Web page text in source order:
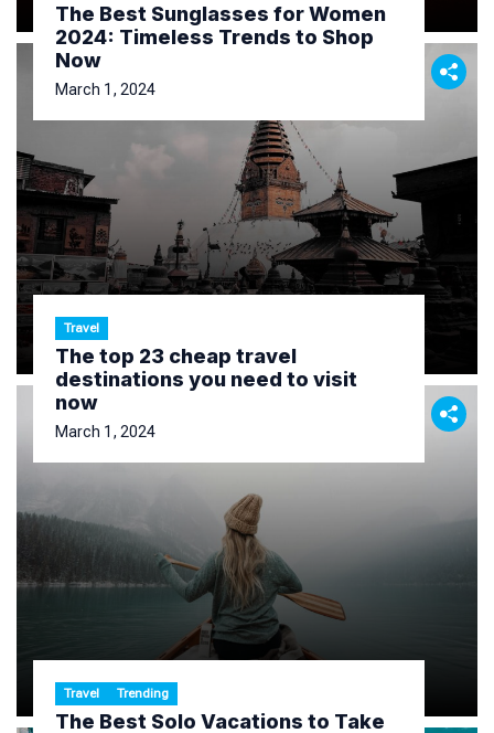
The Best Sunglasses for Women
2024: Timeless Trends to Shop
Now
March 1, 2024
Travel
The top 23 cheap travel
destinations you need to visit
now
March 1, 2024
Travel Trending
The Best Solo Vacations to Take